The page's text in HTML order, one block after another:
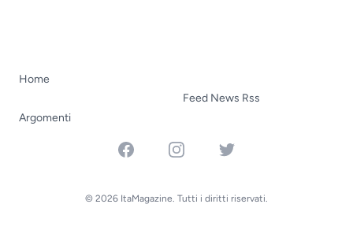
Home
Argomenti
Feed News Rss
FacebookInstagramTwitter
© 2026 ItaMagazine. Tutti i diritti riservati.